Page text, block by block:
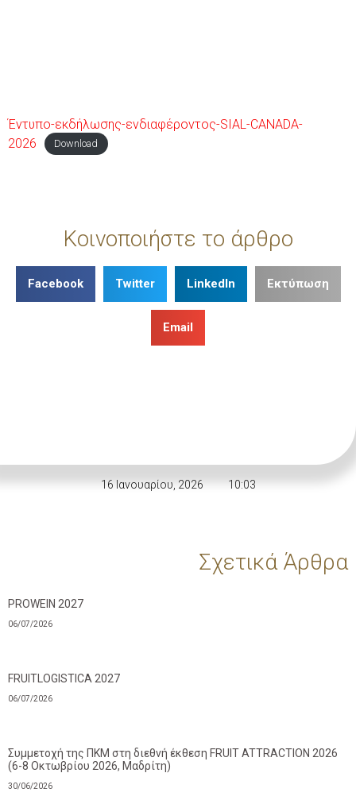
Έντυπο-εκδήλωσης-ενδιαφέροντος-SIAL-CANADA-
2026
Download
Κοινοποιήστε το άρθρο
Facebook Twitter LinkedIn Εκτύπωση
Email
16 Ιανουαρίου, 2026 10:03
Σχετικά Άρθρα
PROWEIN 2027
06/07/2026
FRUITLOGISTICA 2027
06/07/2026
Συμμετοχή της ΠΚΜ στη διεθνή έκθεση FRUIT ATTRACTION 2026
(6-8 Οκτωβρίου 2026, Μαδρίτη)
30/06/2026